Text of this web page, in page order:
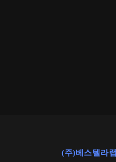
(주)베스텔라랩